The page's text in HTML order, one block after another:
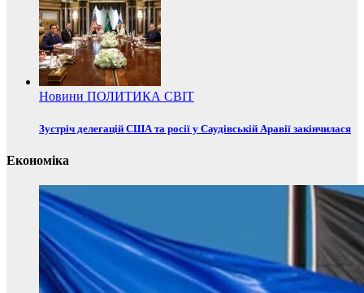
Новини ПОЛИТИКА СВІТ
Зустріч делегацій США та росії у Саудівській Аравії закінчилася
Економіка